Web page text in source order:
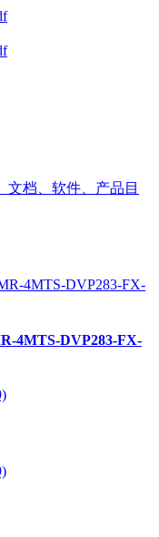
文档、软件、产品目
4MTS-DVP283-FX-